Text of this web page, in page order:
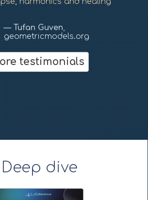
fractalfield.com
Tufan Guven,
geometricmodels.org
testimonials
Deep dive